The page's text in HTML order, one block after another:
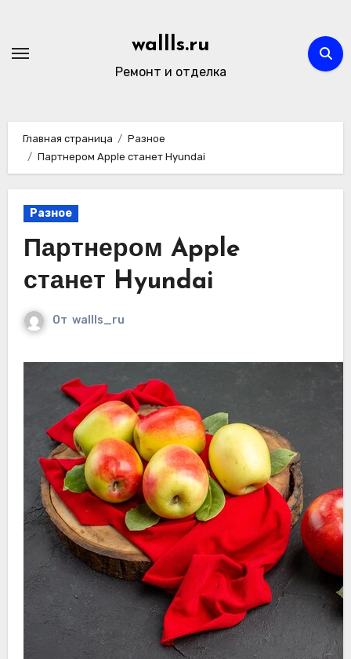
содержимому
wallls.ru
Ремонт и отделка
Главная страница
Разное
Партнером Apple станет Hyundai
Разное
Партнером Apple
станет Hyundai
От wallls_ru